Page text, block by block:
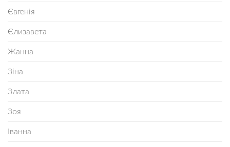
Євгенія
Єлизавета
Жанна
Зіна
Злата
Зоя
Іванна